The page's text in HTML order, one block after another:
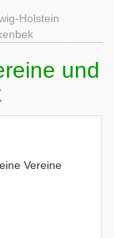
Holstein
und
Vereine